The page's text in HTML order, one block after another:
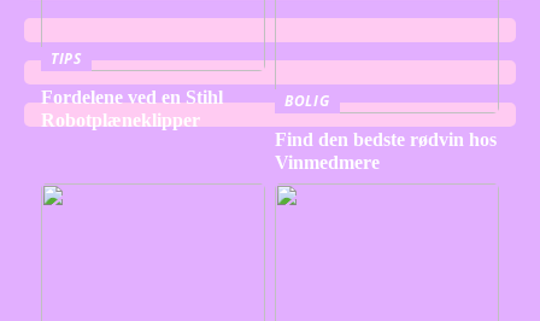
TIPS
Fordelene ved en Stihl
Robotplæneklipper
BOLIG
Find den bedste rødvin hos
Vinmedmere